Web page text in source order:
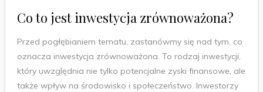
Co to jest inwestycja zrównoważona?
Przed pogłębianiem tematu, zastanówmy się nad tym, co
oznacza inwestycja zrównoważona. To rodzaj inwestycji,
który uwzględnia nie tylko potencjalne zyski finansowe, ale
także wpływ na środowisko i społeczeństwo. Inwestorzy